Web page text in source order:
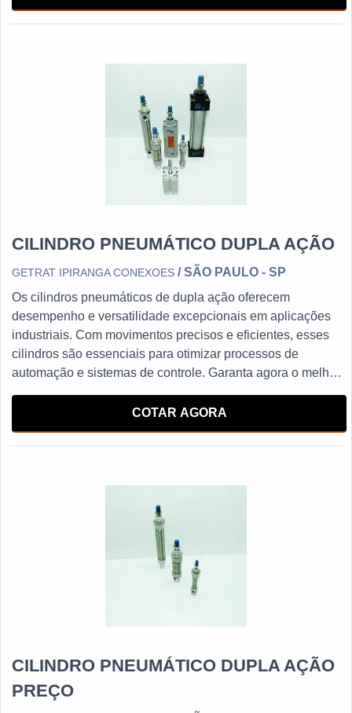
os melhores acessórios disponíveis no mercado.
CILINDRO PNEUMÁTICO DUPLA AÇÃO
GETRAT IPIRANGA CONEXOES / SÃO PAULO - SP
Os cilindros pneumáticos de dupla ação oferecem
desempenho e versatilidade excepcionais em aplicações
industriais. Com movimentos precisos e eficientes, esses
cilindros são essenciais para otimizar processos de
automação e sistemas de controle. Garanta agora o melhor
pneumáticos de dupla ação líderes no mercado.
COTAR AGORA
CILINDRO PNEUMÁTICO DUPLA AÇÃO
PREÇO